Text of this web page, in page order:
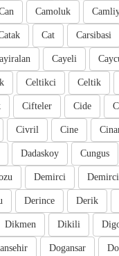
Camoluk
Carsibasi
Cat
Cayeli
Celtik
Celtikci
Cide
Cifteler
Cine
Civril
Cungus
Dadaskoy
Demirci
Demirci
Derik
Derince
Dikili
Dikmen
Dogansar